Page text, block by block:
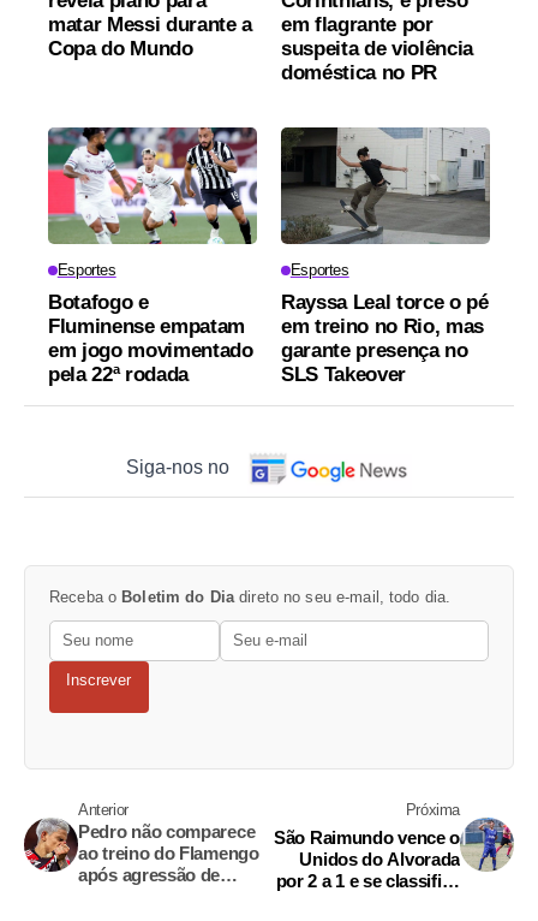
matar Messi durante a
Copa do Mundo
em flagrante por
suspeita de violência
doméstica no PR
Esportes
Botafogo e
Fluminense empatam
em jogo movimentado
pela 22ª rodada
Esportes
Rayssa Leal torce o pé
em treino no Rio, mas
garante presença no
SLS Takeover
Siga-nos no
Receba o Boletim do Diadireto no seu e-mail, todo dia.
Inscrever
Anterior
Pedro não comparece
ao treino do Flamengo
após agressão de
Próxima
São Raimundo vence o
Unidos do Alvorada
por 2 a 1 e se classifica